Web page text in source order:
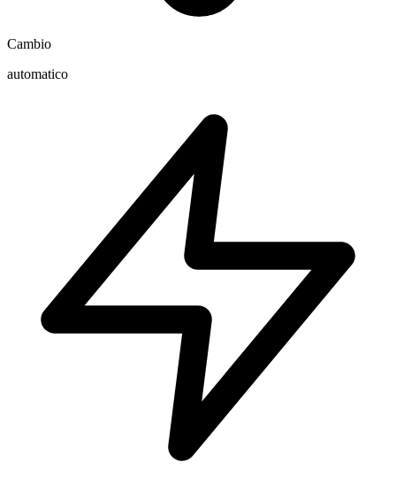
Cambio
automatico